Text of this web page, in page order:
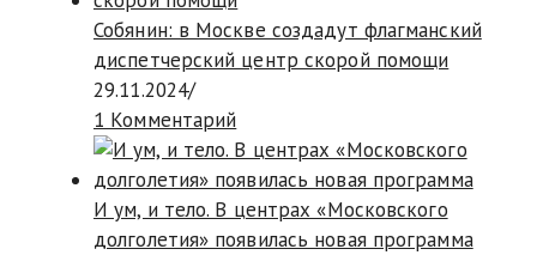
Собянин: в Москве создадут флагманский
диспетчерский центр скорой помощи
29.11.2024/
1 Комментарий
И ум, и тело. В центрах «Московского
долголетия» появилась новая программа